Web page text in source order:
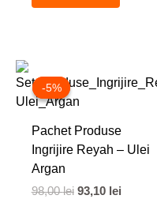
-5%
-5%
Pachet Produse
Ingrijire Reyah – Ulei
Argan
98,00lei
inițial
a
98,00 lei.
93,10 lei
curent